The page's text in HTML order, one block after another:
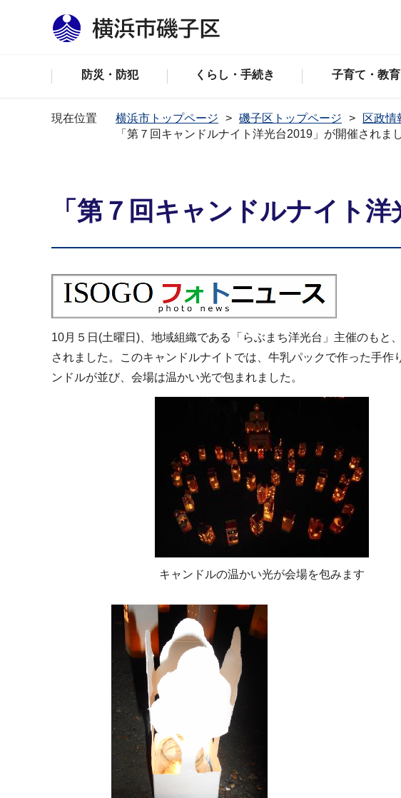
防災・防犯 くらし・手続き 子育て・教育
現在位置 横浜市トップページ 磯子区トップページ 区政情
「第７回キャンドルナイト洋光台2019」が開催されま
「第７回キャンドルナイト
10月５日(土曜日)、地域組織である「らぶまち洋光台」主催のも
されました。このキャンドルナイトでは、牛乳パックで作った手
ンドルが並び、会場は温かい光で包まれました。
キャンドルの温かい光が会場を包みます